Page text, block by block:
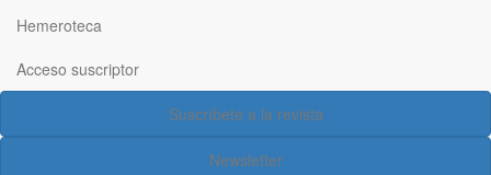
principal
Hemeroteca
Acceso suscriptor
Suscríbete a la revista
Newsletter
Acceso suscriptor